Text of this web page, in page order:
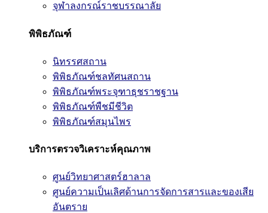
จุฬาลงกรณ์ราชบรรณาลัย
พิพิธภัณฑ์
นิทรรศสถาน
พิพิธภัณฑ์ชลทัศนสถาน
พิพิธภัณฑ์พระจุฑาธุชราชฐาน
พิพิธภัณฑ์พืชมีชีวิต
พิพิธภัณฑ์สมุนไพร
บริการตรวจวิเคราะห์คุณภาพ
ศูนย์วิทยาศาสตร์ฮาลาล
ศูนย์ความเป็นเลิศด้านการจัดการสารและของเสีย
อันตราย